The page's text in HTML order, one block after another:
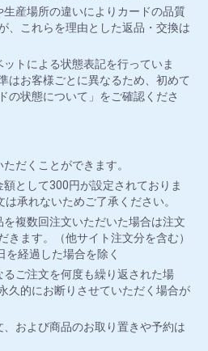
産場所の違いによりカードの品質
、これらを理由とした返品・交換は
トによる状態表記を行っていま
はお客様ごとに異なるため、初めて
の状態について」をご確認くださ
だくことができます。
として300円が設定されておりま
承れないためご了承ください。
複数回注文いただいた場合は注文
きます。（他サイト注文分を含む）
経過した場合を除く
ご注文を何度も繰り返された場
久的にお断りさせていただく場合が
および商品のお取り置きや予約は